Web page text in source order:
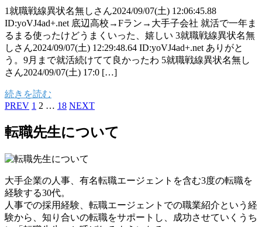
1就職戦線異状名無しさん2024/09/07(土) 12:06:45.88
ID:yoVJ4ad+.net 底辺高校→Fラン→大手子会社 就活で一年ま
るまる使ったけどうまくいった、嬉しい 3就職戦線異状名無
しさん2024/09/07(土) 12:29:48.64 ID:yoVJ4ad+.net ありがと
う。9月まで就活続けてて良かったわ 5就職戦線異状名無し
さん2024/09/07(土) 17:0 […]
続きを読む
PREV 1 2 … 18 NEXT
転職先生について
大手企業の人事、有名転職エージェントを含む3度の転職を
経験する30代。
人事での採用経験、転職エージェントでの職業紹介という経
験から、知り合いの転職をサポートし、成功させていくうち